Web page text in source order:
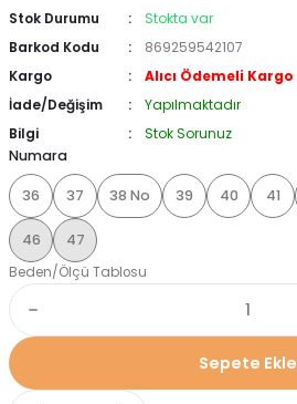
Stok Durumu
Stokta var
Barkod Kodu
869259542107
Kargo
Alıcı Ödemeli Kargo
İade/Değişim
Yapılmaktadır
Bilgi
Stok Sorunuz
Numara
36 37 38 No 39 40 41
46 47
Beden/Ölçü Tablosu
Sepete Ekle